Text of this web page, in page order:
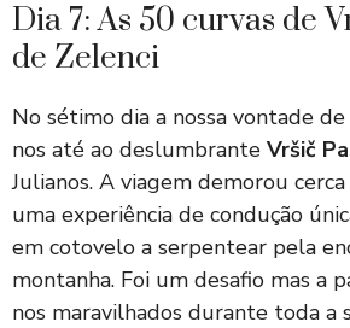
Dia 7: As 50 curvas de
de Zelenci
No sétimo dia a nossa vontade
nos até ao deslumbrante Vršič
Julianos. A viagem demorou
uma experiência de condução
em cotovelo a serpentear pela
montanha. Foi um desafio mas a
nos maravilhados durante toda a